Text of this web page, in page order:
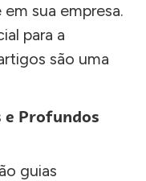
sua empresa.
para a
são uma
e Profundos
guias